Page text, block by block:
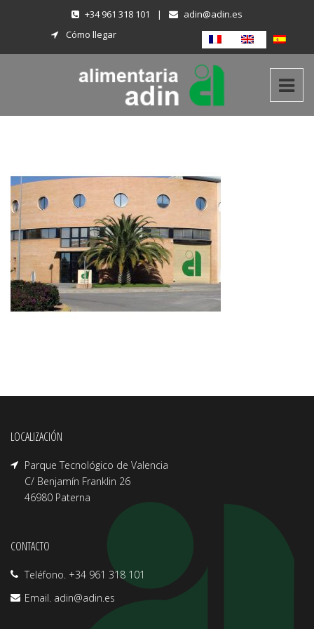
+34 961 318 101 |
adin@adin.es
Cómo llegar
LOCALIZACIÓN
Parque Tecnológico de Valencia
C/ Benjamín Franklin 26
46980 Paterna
CONTACTO
Teléfono. +34 961 318 101
Email. adin@adin.es